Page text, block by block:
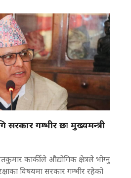
सरकार गम्भीर छः मुख्यमन्त्री
कार्कीले औद्योगिक क्षेत्रले भोग्नु
विषयमा सरकार गम्भीर रहेको